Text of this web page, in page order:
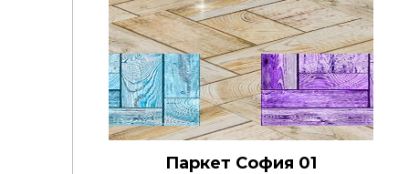
Паркет София 01